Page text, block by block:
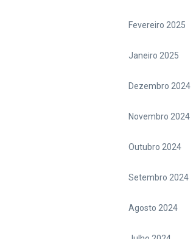
Fevereiro 2025
Janeiro 2025
Dezembro 2024
Novembro 2024
Outubro 2024
Setembro 2024
Agosto 2024